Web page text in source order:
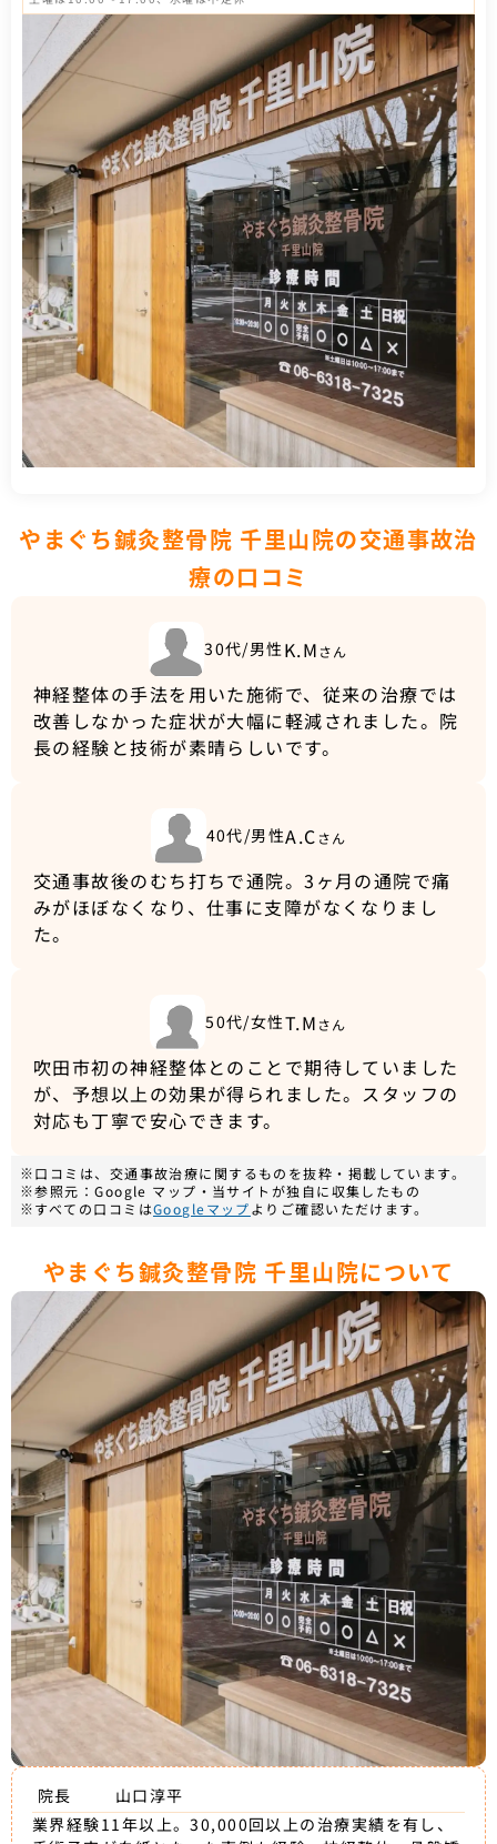
やまぐち鍼灸整骨院 千里山院の交通事故治
療の口コミ
30代/男性K.M さん
神経整体の手法を用いた施術で、従来の治療では
改善しなかった症状が大幅に軽減されました。院
長の経験と技術が素晴らしいです。
40代/男性A.C さん
交通事故後のむち打ちで通院。3ヶ月の通院で痛
みがほぼなくなり、仕事に支障がなくなりまし
た。
50代/女性T.M さん
吹田市初の神経整体とのことで期待していました
が、予想以上の効果が得られました。スタッフの
対応も丁寧で安心できます。
※口コミは、交通事故治療に関するものを抜粋・掲載しています。
※参照元：Google マップ・当サイトが独自に収集したもの
※すべての口コミはGoogleマップよりご確認いただけます。
やまぐち鍼灸整骨院 千里山院について
院長
山口淳平
業界経験11年以上。30,000回以上の治療実績を有し、